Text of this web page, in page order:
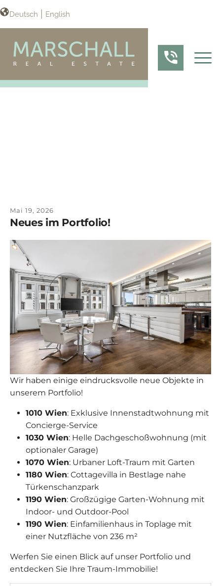
Deutsch English
Mai 19, 2026
Neues im Portfolio!
Wir haben einige eindrucksvolle neue Objekte in
unserem Portfolio!
1010 Wien: Exklusive Innenstadtwohnung mit
Concierge-Service
1030 Wien: Helle Dachgeschoßwohnung (mit
optionaler Garage)
1070 Wien: Urbaner Loft-Traum mit Garten
1180 Wien: Cottagevilla in Bestlage nahe
Türkenschanzpark
1190 Wien: Großzügige Garten-Wohnung mit
Indoor- und Outdoor-Pool
1190 Wien: Einfamilienhaus in Toplage mit
einer Nutzfläche von 236 m²
Werfen Sie einen Blick auf unser Portfolio und
entdecken Sie Ihre Traum-Immobilie!